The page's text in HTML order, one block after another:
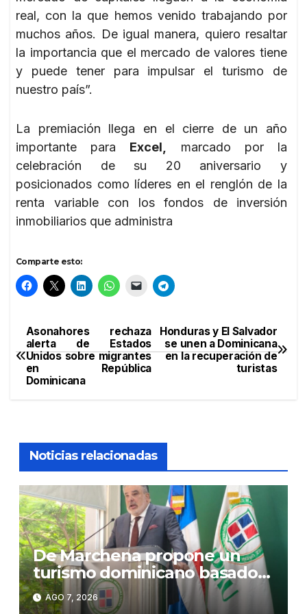
real, con la que hemos venido trabajando por
muchos años. De igual manera, quiero resaltar
la importancia que el mercado de valores tiene
y puede tener para impulsar el turismo de
nuestro país”.
La premiación llega en el cierre de un año
importante para Excel,
marcado por la
celebración de su 20 aniversario y
posicionados como líderes en el renglón de la
renta variable con los fondos de inversión
inmobiliarios que administra
Comparte esto:
Navegación
de
Honduras y El Salvador
se unen a Dominicana
en la recuperación de
turistas
Asonahores rechaza
alerta de Estados
Unidos sobre migrantes
en República
Dominicana
Noticias relacionadas
De Marchena propone un
turismo dominicano basado
en formación, tecnología y
sostenibilidad
AGO 7, 2026